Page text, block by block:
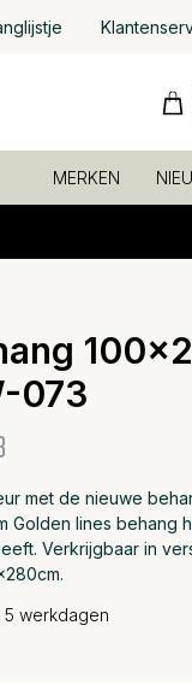
MERKEN
073
met de nieuwe
Golden lines behang
Verkrijgbaar in
werkdagen